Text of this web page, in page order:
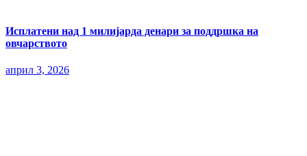
Исплатени над 1 милијарда денари за поддршка на
овчарството
април 3, 2026